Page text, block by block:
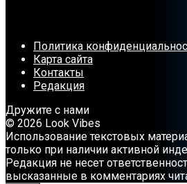
Политика
Карта сайта
Контакты
Редакция
Дружите с нами
© 2026 Look Vibes
Использование текстовых
только при наличии активной
Редакция не несет
высказанные в комментариях